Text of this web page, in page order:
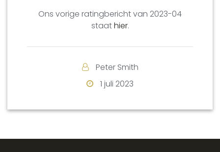
Ons vorige ratingbericht van 2023-04
staathier.
Peter Smith
1 juli 2023